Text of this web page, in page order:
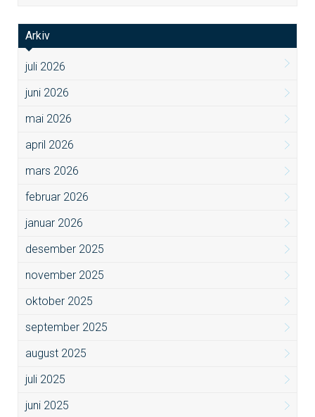
Arkiv
juli 2026
juni 2026
mai 2026
april 2026
mars 2026
februar 2026
januar 2026
desember 2025
november 2025
oktober 2025
september 2025
august 2025
juli 2025
juni 2025